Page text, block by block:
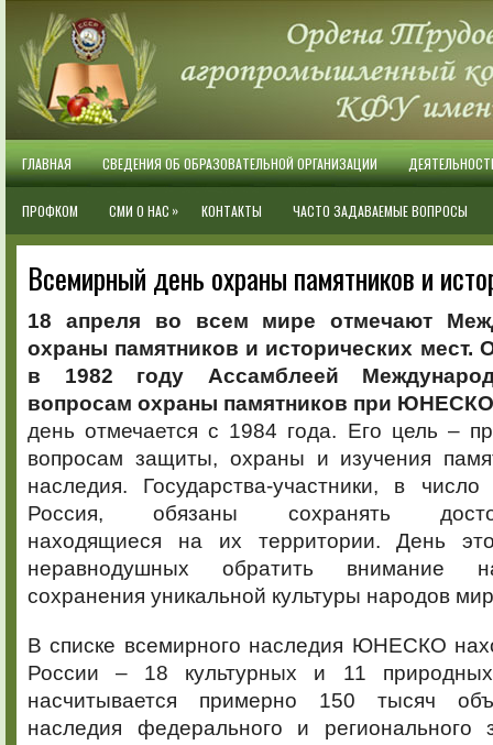
ГЛАВНАЯ СВЕДЕНИЯ ОБ ОБРАЗОВАТЕЛЬНОЙ ОРГАНИЗАЦИИ
ПРОФКОМ СМИ О НАС » КОНТАКТЫ ЧАСТО ЗАДАВАЕМЫЕ ВОПРОСЫ
Всемирный день охраны памятников и
18 апреля во всем мире отмечают
охраны памятников и исторических мест.
в 1982 году Ассамблеей
вопросам охраны памятников при
день отмечается с 1984 года. Его цель –
вопросам защиты, охраны и изучения
наследия. Государства-участники, в
Россия, обязаны сохранять
находящиеся на их территории. День
неравнодушных обратить внимание
сохранения уникальной культуры народов
В списке всемирного наследия ЮНЕСКО
России – 18 культурных и 11
насчитывается примерно 150 тысяч
наследия федерального и регионального